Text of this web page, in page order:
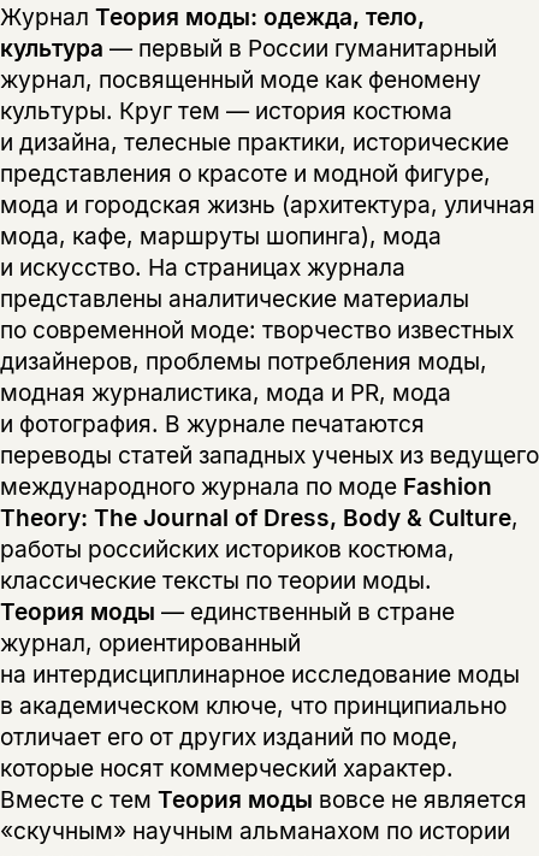
Журнал Теория моды: одежда, тело,
культура — первый в России гуманитарный
журнал, посвященный моде как феномену
культуры. Круг тем — история костюма
и дизайна, телесные практики, исторические
представления о красоте и модной фигуре,
мода и городская жизнь (архитектура, уличная
мода, кафе, маршруты шопинга), мода
и искусство. На страницах журнала
представлены аналитические материалы
по современной моде: творчество известных
дизайнеров, проблемы потребления моды,
модная журналистика, мода и PR, мода
и фотография. В журнале печатаются
переводы статей западных ученых из ведущего
международного журнала по моде Fashion
Theory: The Journal of Dress, Body & Culture,
работы российских историков костюма,
классические тексты по теории моды.
Теория моды — единственный в стране
журнал, ориентированный
на интердисциплинарное исследование моды
в академическом ключе, что принципиально
отличает его от других изданий по моде,
которые носят коммерческий характер.
Вместе с тем Теория моды вовсе не является
«скучным» научным альманахом по истории